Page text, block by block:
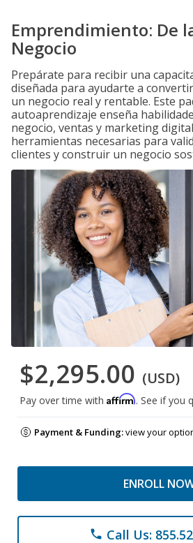
Emprendimiento: De
Negocio
Prepárate para recibir una
diseñada para ayudarte a
un negocio real y rentable. Este
autoaprendizaje enseña
negocio, ventas y marketing
herramientas necesarias para
clientes y construir un negocio
$2,295.00 (USD)
Pay over time with Affirm. See if you
Payment & Funding:view your
ENROLL
phone Call Us: